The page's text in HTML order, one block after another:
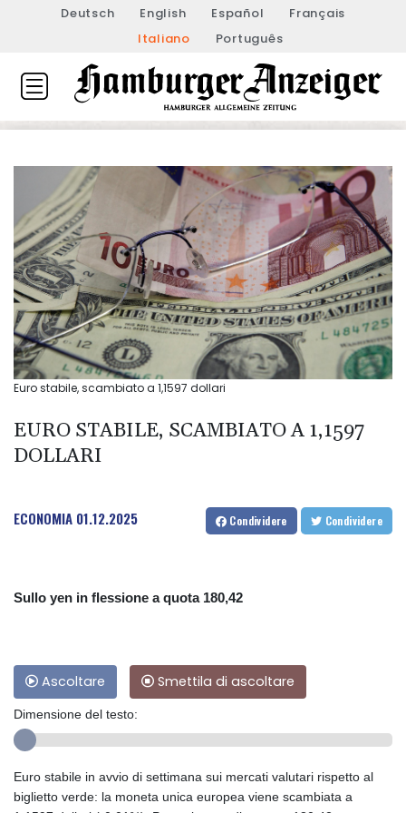
Deutsch English Español
Français
Italiano
Português
Euro stabile, scambiato a 1,1597 dollari
EURO STABILE, SCAMBIATO A 1,1597
DOLLARI
ECONOMIA 01.12.2025 Condividere Condividere
Sullo yen in flessione a quota 180,42
Ascoltare Smettila di ascoltare
Dimensione del testo:
Euro stabile in avvio di settimana sui mercati valutari rispetto al
biglietto verde: la moneta unica europea viene scambiata a